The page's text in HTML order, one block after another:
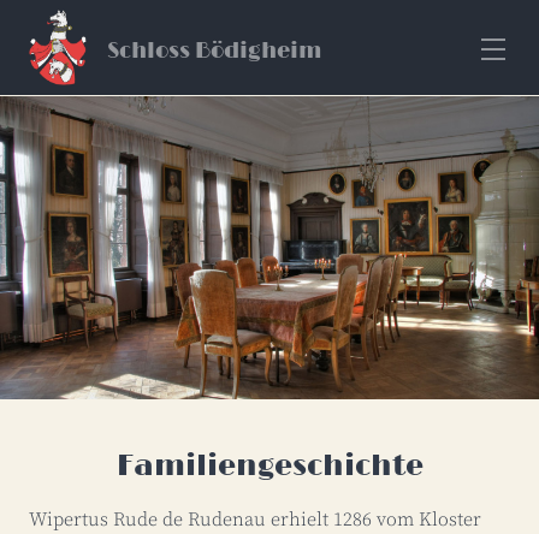
Schloss Bödigheim
Familiengeschichte
Wipertus Rude de Rudenau erhielt 1286 vom Kloster